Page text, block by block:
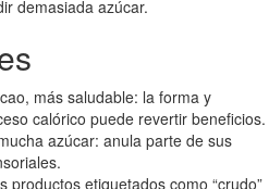
demasiada azúcar.
más saludable: la forma y
calórico puede revertir beneficios.
azúcar: anula parte de sus
productos etiquetados como “crudo”